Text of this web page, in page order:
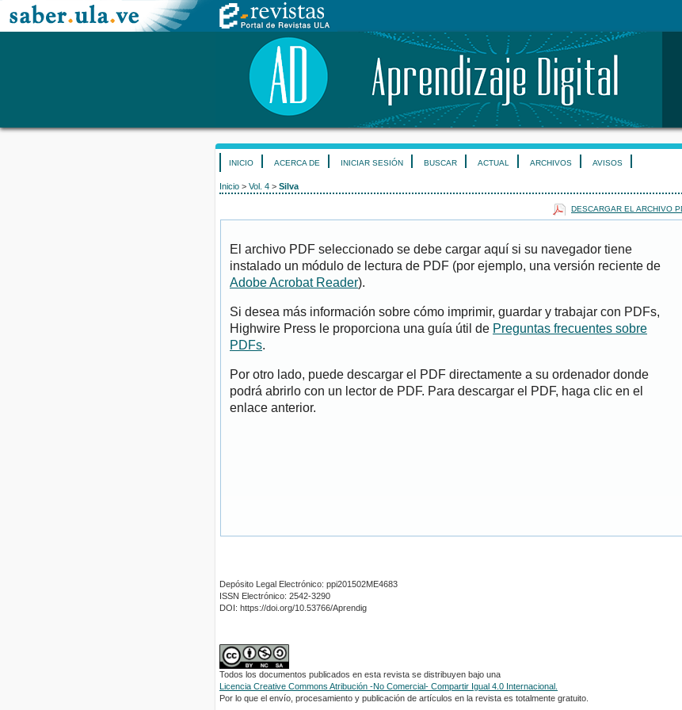
INICIO ACERCA DE INICIAR SESIÓN BUSCAR ACTUAL ARCHIVOS AVISOS
Inicio > Vol. 4 > Silva
DESCARGAR EL ARCHIVO
El archivo PDF seleccionado se debe cargar aquí si su navegador tiene
instalado un módulo de lectura de PDF (por ejemplo, una versión reciente de
Adobe Acrobat Reader).
Si desea más información sobre cómo imprimir, guardar y trabajar con PDFs,
Highwire Press le proporciona una guía útil de Preguntas frecuentes sobre
PDFs.
Por otro lado, puede descargar el PDF directamente a su ordenador donde
podrá abrirlo con un lector de PDF. Para descargar el PDF, haga clic en el
enlace anterior.
Depósito Legal Electrónico: ppi201502ME4683
ISSN Electrónico: 2542-3290
DOI: https://doi.org/10.53766/Aprendig
Todos los documentos publicados en esta revista se distribuyen bajo una
Licencia Creative Commons Atribución -No Comercial- Compartir Igual 4.0 Internacional.
Por lo que el envío, procesamiento y publicación de artículos en la revista es totalmente gratuito.